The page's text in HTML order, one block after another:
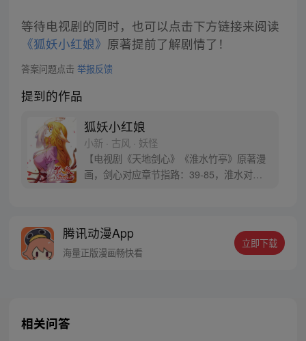
等待电视剧的同时，也可以点击下方链接来阅读
《狐妖小红娘》 原著提前了解剧情了！
答案问题点击 举报反馈
提到的作品
狐妖小红娘
小新 · 古风 · 妖怪
【电视剧《天地剑心》《淮水竹亭》原著漫
画，剑心对应章节指路：39-85，淮水对应
腾讯动漫App
海量正版漫画畅快看
立即下载
相关问答